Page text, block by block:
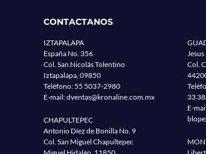
CONTACTANOS
IZTAPALAPA
España No. 356
Col. San Nicolás Tolentino
Iztapalapa, 09850
Teléfono: 55 5037-2980
E-mail:dventas@kronaline.com.mx
CHAPULTEPEC
Antonio Díez de Bonilla No. 9
Col. San Miguel Chapultepec
Col.
33
E-